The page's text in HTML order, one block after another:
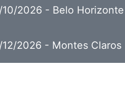
2026 - Belo Horizonte
12/2026 - Montes Claros